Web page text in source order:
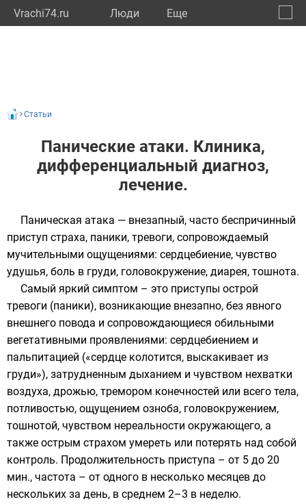
Vrachi74.ru Люди Eще
Статьи
Панические атаки. Клиника,
дифференциальный диагноз,
лечение.
Паническая атака — внезапный, часто беспричинный
приступ страха, паники, тревоги, сопровождаемый
мучительными ощущениями: сердцебиение, чувство
удушья, боль в груди, головокружение, диарея, тошнота.
Самый яркий симптом – это приступы острой
тревоги (паники), возникающие внезапно, без явного
внешнего повода и сопровождающиеся обильными
вегетативными проявлениями: сердцебиением и
пальпитацией («сердце колотится, выскакивает из
груди»), затрудненным дыханием и чувством нехватки
воздуха, дрожью, тремором конечностей или всего тела,
потливостью, ощущением озноба, головокружением,
тошнотой, чувством нереальности окружающего, а
также острым страхом умереть или потерять над собой
контроль. Продолжительность приступа – от 5 до 20
мин., частота – от одного в несколько месяцев до
нескольких за день, в среднем 2–3 в неделю.